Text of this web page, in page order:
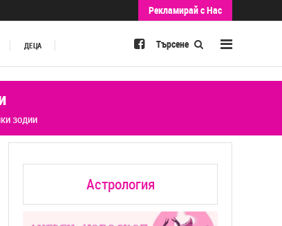
Рекламирай с Нас
ДЕЦА Търсене
зодии
Астрология